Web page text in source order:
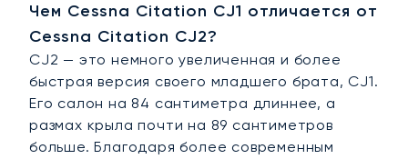
Чем Cessna Citation CJ1 отличается от
Cessna Citation CJ2?
CJ2 — это немного увеличенная и более
быстрая версия своего младшего брата, CJ1.
Его салон на 84 сантиметра длиннее, а
размах крыла почти на 89 сантиметров
больше. Благодаря более современным